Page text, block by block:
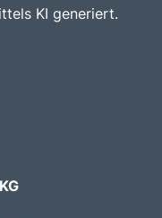
KI generiert.